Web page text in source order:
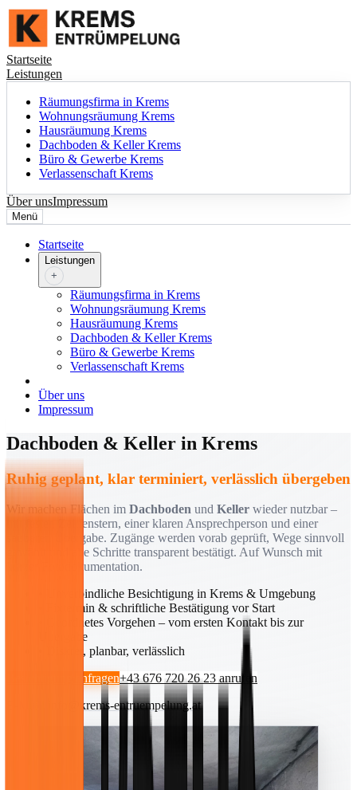
Startseite
Leistungen
Räumungsfirma in Krems
Wohnungsräumung Krems
Hausräumung Krems
Dachboden & Keller Krems
Büro & Gewerbe Krems
Verlassenschaft Krems
Über unsImpressum
Menü
Startseite
Leistungen
+
Räumungsfirma in Krems
Wohnungsräumung Krems
Hausräumung Krems
Dachboden & Keller Krems
Büro & Gewerbe Krems
Verlassenschaft Krems
Über uns
Impressum
Dachboden & Keller in Krems
Ruhig geplant, klar terminiert, verlässlich übergeben
Wir machen Flächen im Dachboden und Keller wieder nutzbar –
mit festen Zeitfenstern, einer klaren Ansprechperson und einer
sauberen Übergabe. Zugänge werden vorab geprüft, Wege sinnvoll
gewählt und alle Schritte transparent bestätigt. Auf Wunsch mit
kurzer Fotodokumentation.
• Unverbindliche Besichtigung in Krems & Umgebung
• Fixtermin & schriftliche Bestätigung vor Start
• Geordnetes Vorgehen – vom ersten Kontakt bis zur
Übergabe
• Diskret, planbar, verlässlich
Besichtigung anfragen+43 676 720 26 23 anrufen
info@krems-entruempelung.at